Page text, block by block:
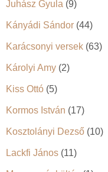
Juhász Gyula (9)
Kányádi Sándor (44)
Karácsonyi versek (63)
Károlyi Amy (2)
Kiss Ottó (5)
Kormos István (17)
Kosztolányi Dezső (10)
Lackfi János (11)